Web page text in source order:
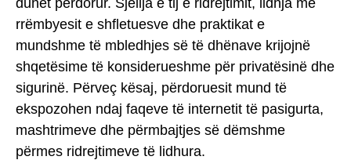
rrëmbyesit e shfletuesve dhe praktikat e
mundshme të mbledhjes së të dhënave krijojnë
shqetësime të konsiderueshme për privatësinë dhe
sigurinë. Përveç kësaj, përdoruesit mund të
ekspozohen ndaj faqeve të internetit të pasigurta,
mashtrimeve dhe përmbajtjes së dëmshme
përmes ridrejtimeve të lidhura.